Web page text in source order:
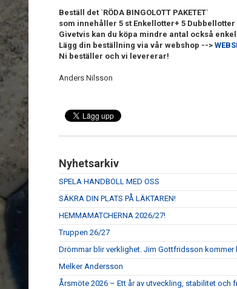
Beställ det `RÖDA BINGOLOTT PAKETET`
som innehåller 5 st Enkellotter+ 5 Dubbellotter
Givetvis kan du köpa mindre antal också
Lägg din beställning via vår webshop -->
Ni beställer och vi levererar!
Anders Nilsson
Nyhetsarkiv
SPELA HANDBOLL MED OSS
SÄKRA DIN PLATS PÅ LÄKTAREN!
HEMMAMATCHERNA 2026/27!
Truppen 26/27
Drömmar blir verklighet. Jim Gottfridsson kommer
Melker Andersson
Årsmöte 2026 – Ett år av utveckling, stabilitet och